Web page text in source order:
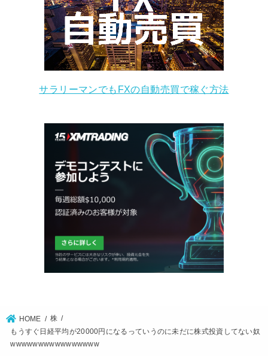
サラリーマンでもFXの自動売買で稼ぐ方法
HOME
株
もうすぐ日経平均が20000円になるっていうのに未だに株式投資してない奴
wwwwwwwwwwwwwwww